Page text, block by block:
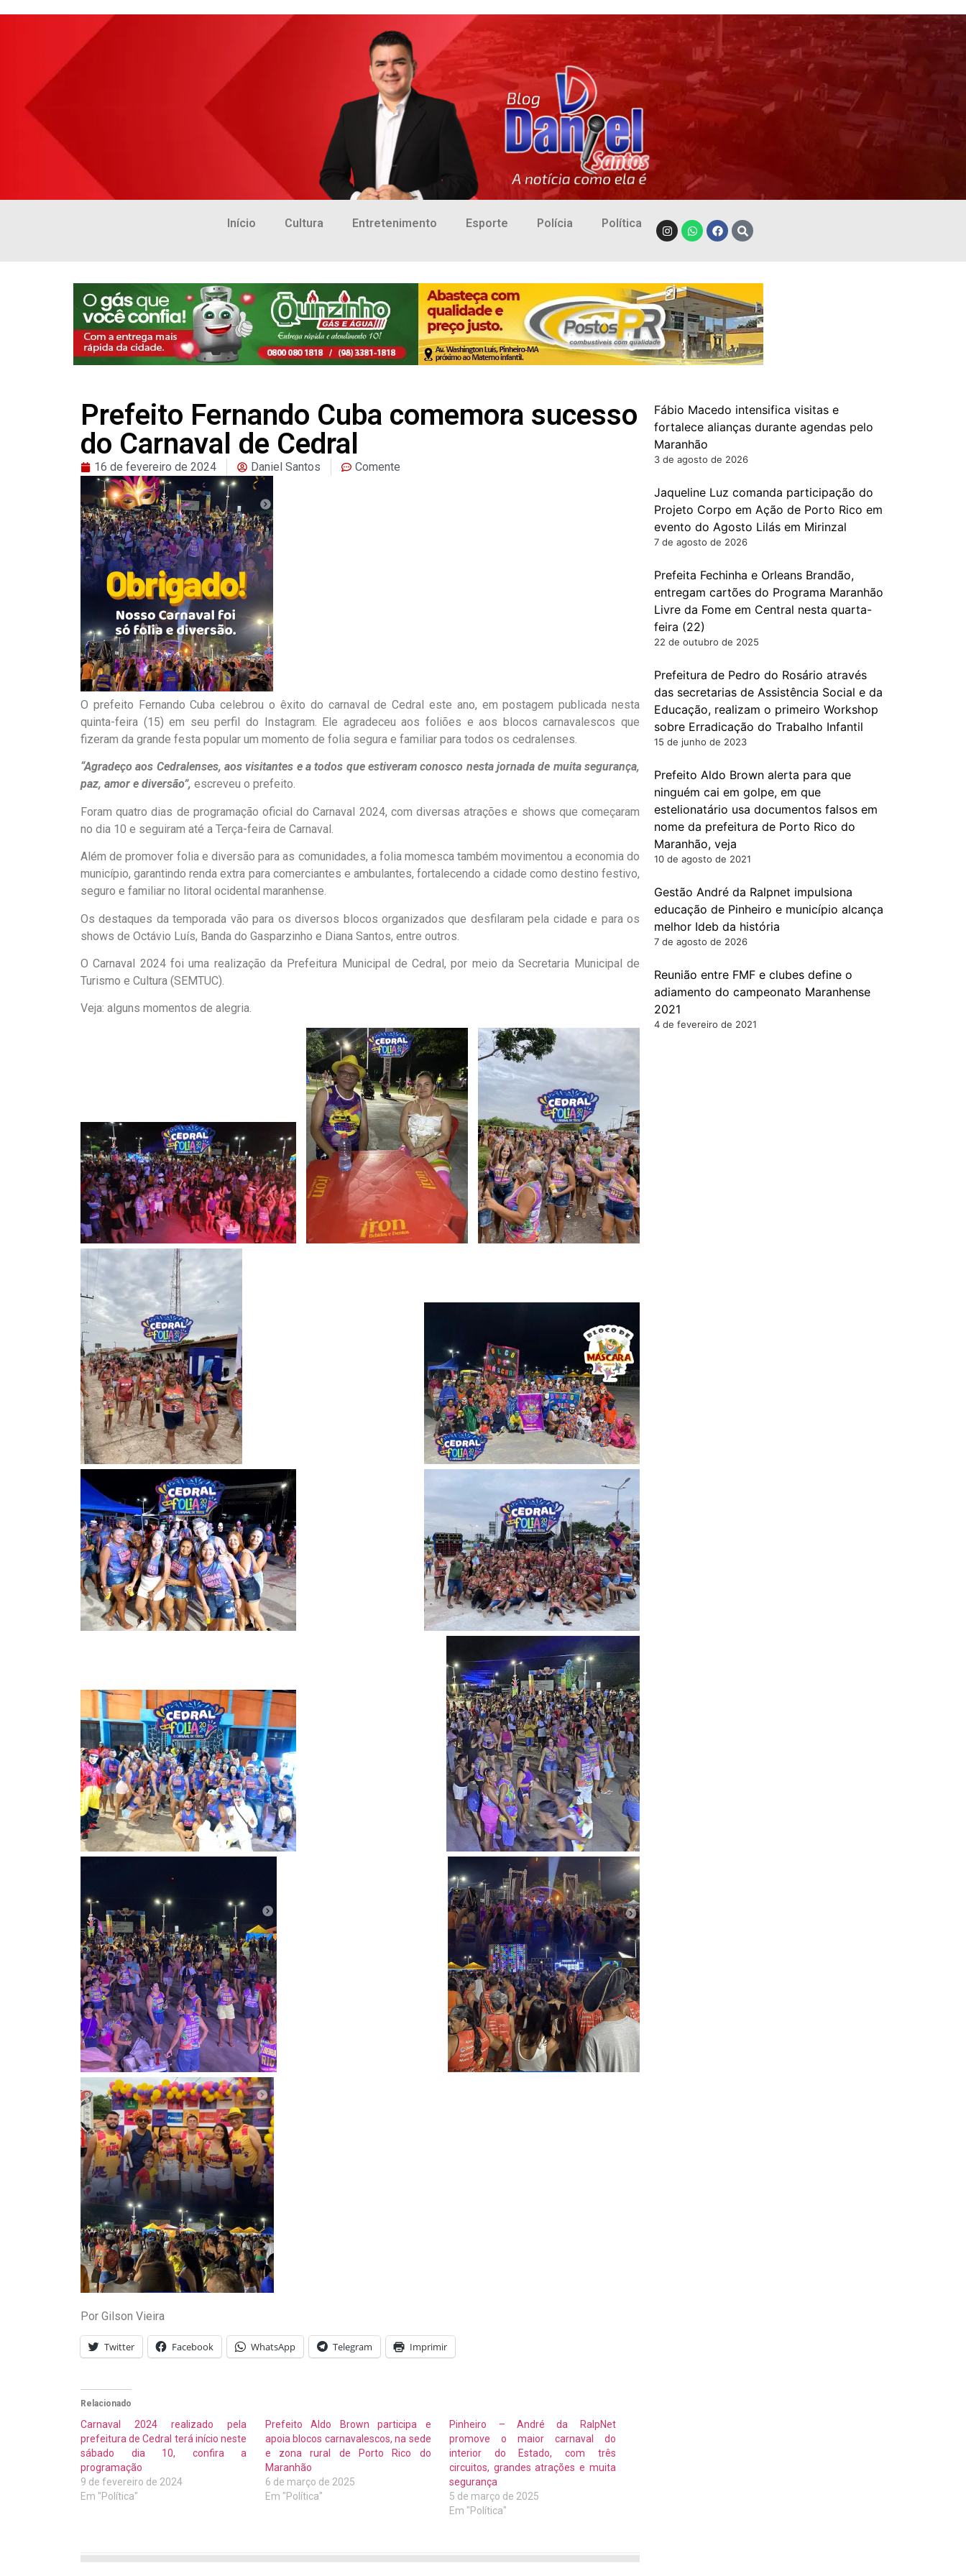
Início Cultura Entretenimento Esporte Polícia Política
Prefeito Fernando Cuba comemora sucesso
do Carnaval de Cedral
16 de fevereiro de 2024 Daniel Santos Comente
O prefeito Fernando Cuba celebrou o êxito do carnaval de Cedral este ano, em postagem publicada nesta
quinta-feira (15) em seu perfil do Instagram. Ele agradeceu aos foliões e aos blocos carnavalescos que
fizeram da grande festa popular um momento de folia segura e familiar para todos os cedralenses.
“Agradeço aos Cedralenses, aos visitantes e a todos que estiveram conosco nesta jornada de muita segurança,
paz, amor e diversão”, escreveu o prefeito.
Foram quatro dias de programação oficial do Carnaval 2024, com diversas atrações e shows que começaram
no dia 10 e seguiram até a Terça-feira de Carnaval.
Além de promover folia e diversão para as comunidades, a folia momesca também movimentou a economia do
município, garantindo renda extra para comerciantes e ambulantes, fortalecendo a cidade como destino festivo,
seguro e familiar no litoral ocidental maranhense.
Os destaques da temporada vão para os diversos blocos organizados que desfilaram pela cidade e para os
shows de Octávio Luís, Banda do Gasparzinho e Diana Santos, entre outros.
O Carnaval 2024 foi uma realização da Prefeitura Municipal de Cedral, por meio da Secretaria Municipal de
Turismo e Cultura (SEMTUC).
Veja: alguns momentos de alegria.
Por Gilson Vieira
Twitter Facebook WhatsApp Telegram Imprimir
Relacionado
Carnaval 2024 realizado pela
prefeitura de Cedral terá início neste
sábado dia 10, confira a
programação
9 de fevereiro de 2024
Em "Política"
Prefeito Aldo Brown participa e
apoia blocos carnavalescos, na sede
e zona rural de Porto Rico do
Maranhão
6 de março de 2025
Em "Política"
Pinheiro – André da RalpNet
promove o maior carnaval do
interior do Estado, com três
circuitos, grandes atrações e muita
segurança
5 de março de 2025
Em "Política"
Fábio Macedo intensifica visitas e
fortalece alianças durante agendas pelo
Maranhão
3 de agosto de 2026
Jaqueline Luz comanda participação do
Projeto Corpo em Ação de Porto Rico em
evento do Agosto Lilás em Mirinzal
7 de agosto de 2026
Prefeita Fechinha e Orleans Brandão,
entregam cartões do Programa Maranhão
Livre da Fome em Central nesta quarta-
feira (22)
22 de outubro de 2025
Prefeitura de Pedro do Rosário através
das secretarias de Assistência Social e da
Educação, realizam o primeiro Workshop
sobre Erradicação do Trabalho Infantil
15 de junho de 2023
Prefeito Aldo Brown alerta para que
ninguém cai em golpe, em que
estelionatário usa documentos falsos em
nome da prefeitura de Porto Rico do
Maranhão, veja
10 de agosto de 2021
Gestão André da Ralpnet impulsiona
educação de Pinheiro e município alcança
melhor Ideb da história
7 de agosto de 2026
Reunião entre FMF e clubes define o
adiamento do campeonato Maranhense
2021
4 de fevereiro de 2021